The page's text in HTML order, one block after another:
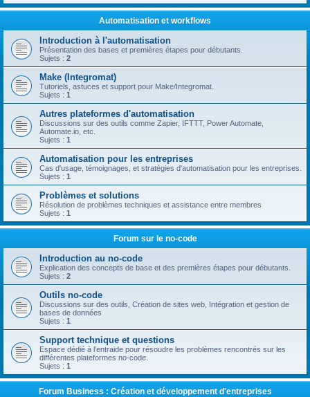
Automatisation et workflows
Introduction à l'automatisation
Présentation des bases et premières étapes pour débutants.
Sujets : 2
Make (Integromat)
Tutoriels, astuces et support pour Make/Integromat.
Sujets : 1
Autres plateformes d'automatisation
Discussions sur des outils comme Zapier, IFTTT, Power Automate,
Automate.io, etc.
Sujets : 1
Automatisation pour les entreprises
Cas d'usage, témoignages, et stratégies d'automatisation pour les entreprises.
Sujets : 1
Problèmes et solutions
Résolution de problèmes techniques et assistance entre membres
Sujets : 1
Forum sur le no-code
Introduction au no-code
Explication des concepts de base et des premières étapes pour débutants.
Sujets : 2
Outils no-code
Discussions sur des outils, Création de sites web, Intégration et gestion de
bases de données
Sujets : 1
Support technique et questions
Espace dédié à l’entraide pour résoudre les problèmes rencontrés sur les
différentes plateformes no-code.
Sujets : 1
Forum Business : Création et développement d'entreprises